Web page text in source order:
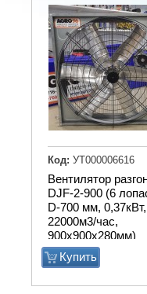
Вентилятор
DJF-2-900 (6
D-700 мм, 0,37кВт,
22000м3/час,
900х900х280мм)
Купить
Код: УТ000006616